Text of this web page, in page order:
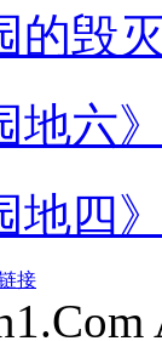
的毁
地六
地四
接